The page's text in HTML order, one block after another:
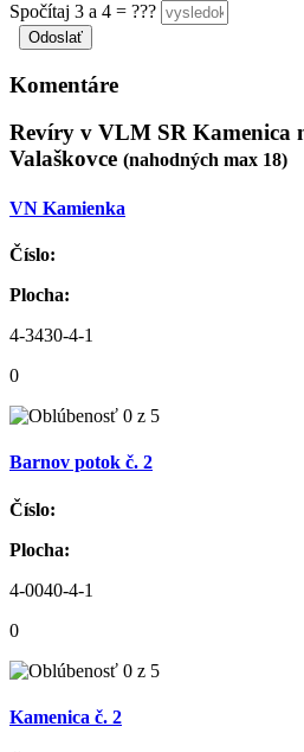
Spočítaj 3 a 4 = ???
Komentáre
Revíry v VLM SR Kamenica
Valaškovce (nahodných max 18)
VN Kamienka
Číslo:
Plocha:
4-3430-4-1
0
Barnov potok č. 2
Číslo:
Plocha:
4-0040-4-1
0
Kamenica č. 2